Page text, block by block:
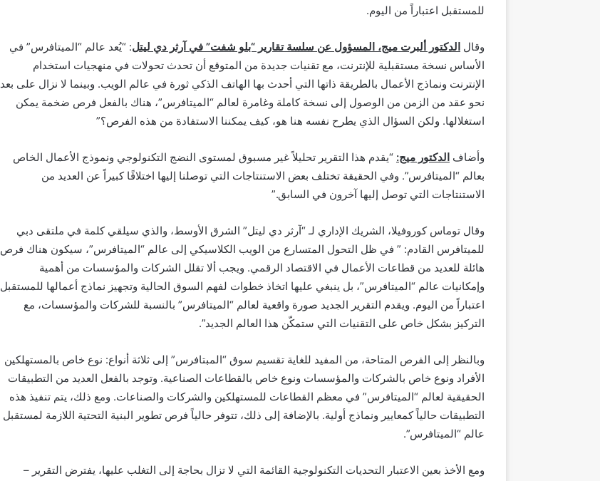
للمستقبل اعتباراً من اليوم.
وقال الدكتور ألبرت ميج، المسؤول عن سلسةتقارير “بلو شفت” في آرثر دي ليتل: “يُعد عالم “الميتافرس” في
الأساس نسخة مستقبلية للإنترنت، مع تقنيات جديدة من المتوقع أن تحدث تحولات في منهجيات استخدام
الإنترنت ونماذج الأعمال بالطريقة ذاتها التي أحدث بها الهاتف الذكي ثورة في عالم الويب. وبينما لا نزال على بعد
نحو عقد من الزمن من الوصول إلى نسخة كاملة وغامرة لعالم “الميتافرس”، هناك بالفعل فرص ضخمة يمكن
استغلالها. ولكن السؤال الذي يطرح نفسه هنا هو، كيف يمكننا الاستفادة من هذه الفرص؟”
وأضاف الدكتور ميج: “يقدم هذا التقرير تحليلاً غير مسبوق لمستوى النضج التكنولوجي ونموذج الأعمال الخاص
بعالم “الميتافرس”. وفي الحقيقة تختلف بعض الاستنتاجات التي توصلنا إليها اختلافًا كبيراً عن العديد من
الاستنتاجات التي توصل إليها آخرون في السابق.”
وقال توماس كوروفيلا، الشريك الإداري لـ “آرثر دي ليتل” الشرق الأوسط، والذي سيلقي كلمة في ملتقى دبي
للميتافرس القادم: ” في ظل التحول المتسارع من الويب الكلاسيكي إلى عالم “الميتافرس”، سيكون هناك فرص
هائلة للعديد من قطاعات الأعمال في الاقتصاد الرقمي. ويجب ألا تقلل الشركات والمؤسسات من أهمية
وإمكانيات عالم “الميتافرس”، بل ينبغي عليها اتخاذ خطوات لفهم السوق الحالية وتجهيز نماذج أعمالها للمستقبل
اعتباراً من اليوم. ويقدم التقرير الجديد صورة واقعية لعالم “الميتافرس” بالنسبة للشركات والمؤسسات، مع
التركيز بشكل خاص على التقنيات التي ستمكّن هذا العالم الجديد”.
وبالنظر إلى الفرص المتاحة، من المفيد للغاية تقسيم سوق “المبتافرس” إلى ثلاثة أنواع: نوع خاص بالمستهلكين
الأفراد ونوع خاص بالشركات والمؤسسات ونوع خاص بالقطاعات الصناعية. وتوجد بالفعل العديد من التطبيقات
الحقيقية لعالم “الميتافرس” في معظم القطاعات للمستهلكين والشركات والصناعات. ومع ذلك، يتم تنفيذ هذه
التطبيقات حالياً كمعايير ونماذج أولية. بالإضافة إلى ذلك، تتوفر حالياً فرص تطوير البنية التحتية اللازمة لمستقبل
عالم “الميتافرس”.
ومع الأخذ بعين الاعتبار التحديات التكنولوجية القائمة التي لا تزال بحاجة إلى التغلب عليها، يفترض التقرير –